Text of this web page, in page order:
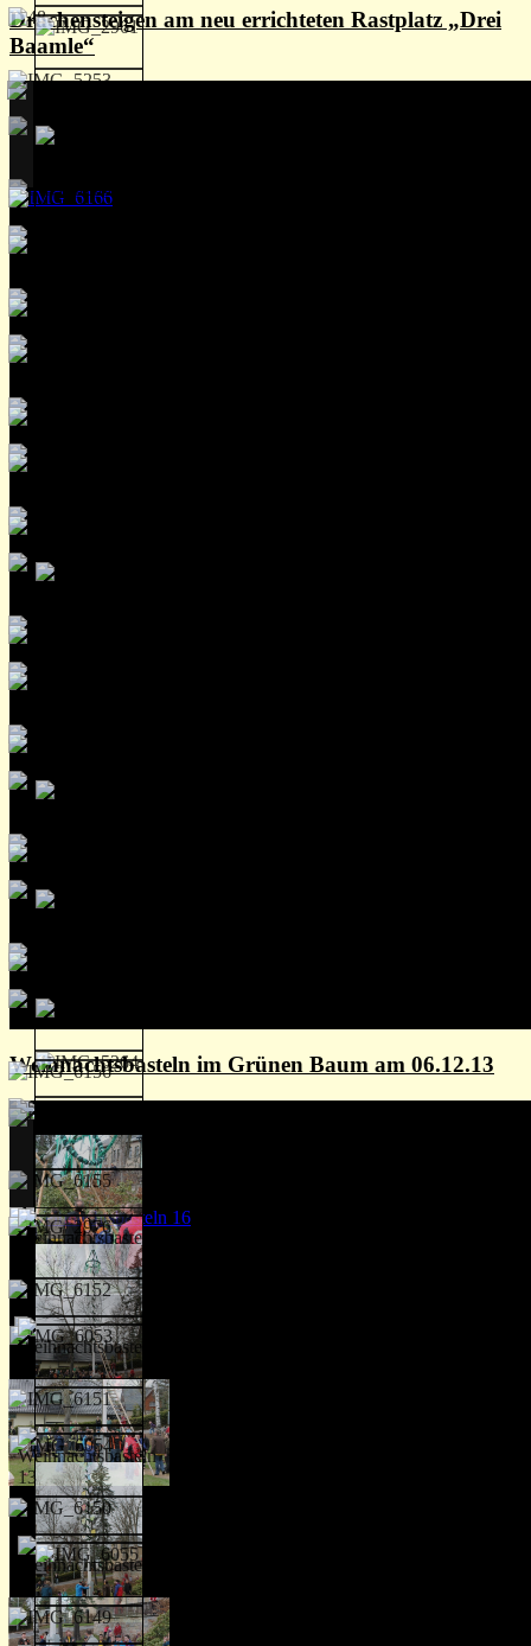
Drachensteigen am neu errichteten Rastplatz „Drei
Baamle“
Weihnachtsbasteln im Grünen Baum am 06.12.13